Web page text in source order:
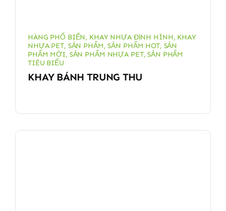
HÀNG PHỔ BIẾN, KHAY NHỰA ĐỊNH HÌNH, KHAY
NHỰA PET, SẢN PHẨM,SẢN PHẨM HOT, SẢN
PHẨM MỚI, SẢN PHẨM NHỰA PET,SẢN PHẨM
TIÊU BIỂU
KHAY BÁNH TRUNG THU